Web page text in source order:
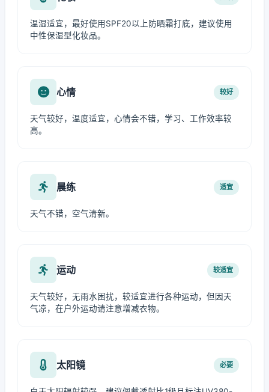
温湿适宜，最好使用SPF20以上防晒霜打底，建议使用
中性保湿型化妆品。
心情 较好
天气较好，温度适宜，心情会不错，学习、工作效率较
高。
晨练 适宜
天气不错，空气清新。
运动 较适宜
天气较好，无雨水困扰，较适宜进行各种运动，但因天
气凉，在户外运动请注意增减衣物。
太阳镜 必要